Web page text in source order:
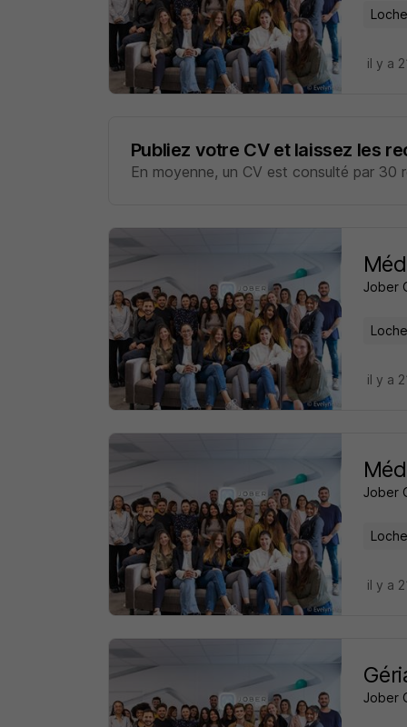
il y a
Publiez votre CV et laissez les
En moyenne, un CV est consulté par 30
Jober
il y a
Jober
il y a
Jober